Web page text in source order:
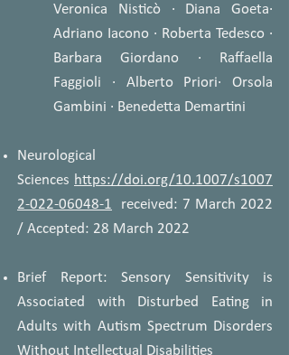
Veronica Nisticò · Diana Goeta·
Adriano Iacono · Roberta Tedesco ·
Barbara Giordano · Raffaella
Faggioli · Alberto Priori· Orsola
Gambini · Benedetta Demartini
Neurological
Sciences https://doi.org/10.1007/s1007
2-022-06048-1 received: 7 March 2022
/ Accepted: 28 March 2022
Brief Report: Sensory Sensitivity is
Associated with Disturbed Eating in
Adults with Autism Spectrum Disorders
Without Intellectual Disabilities